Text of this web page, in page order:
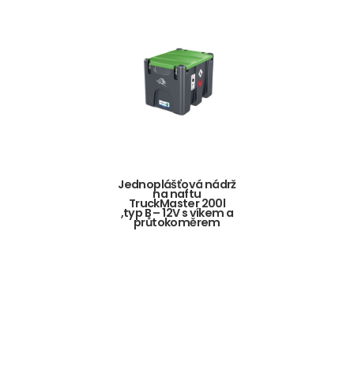
Jednoplášťová nádrž
na naftu
TruckMaster 200l
,typ B – 12V s víkem a
průtokoměrem